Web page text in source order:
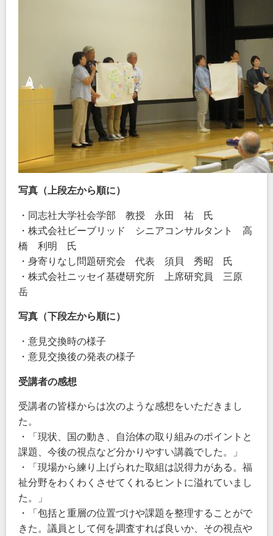
写真（上段左から順に）
・同志社大学社会学部 教授 永田 祐 氏
・株式会社ビーブリッド シニアコンサルタント 高
橋 利明 氏
・身寄りなし問題研究会 代表 須貝 秀昭 氏
・株式会社ニッセイ基礎研究所 上席研究員 三原
岳
写真（下段左から順に）
・意見交換時の様子
・意見交換後の発表の様子
受講者の感想
受講者の皆様からは次のような感想をいただきまし
た。
・「現状、国の動き、自治体の取り組みのポイントと
課題、今後の視点など分かりやすい講義でした。」
・「現場から練り上げられた取組は説得力がある。福
祉分野をわくわくさせてくれるヒントに溢れていまし
た。」
・「包括と重層の位置づけや課題を整理することがで
きた。議員として何を調査すれば良いか、その視点や